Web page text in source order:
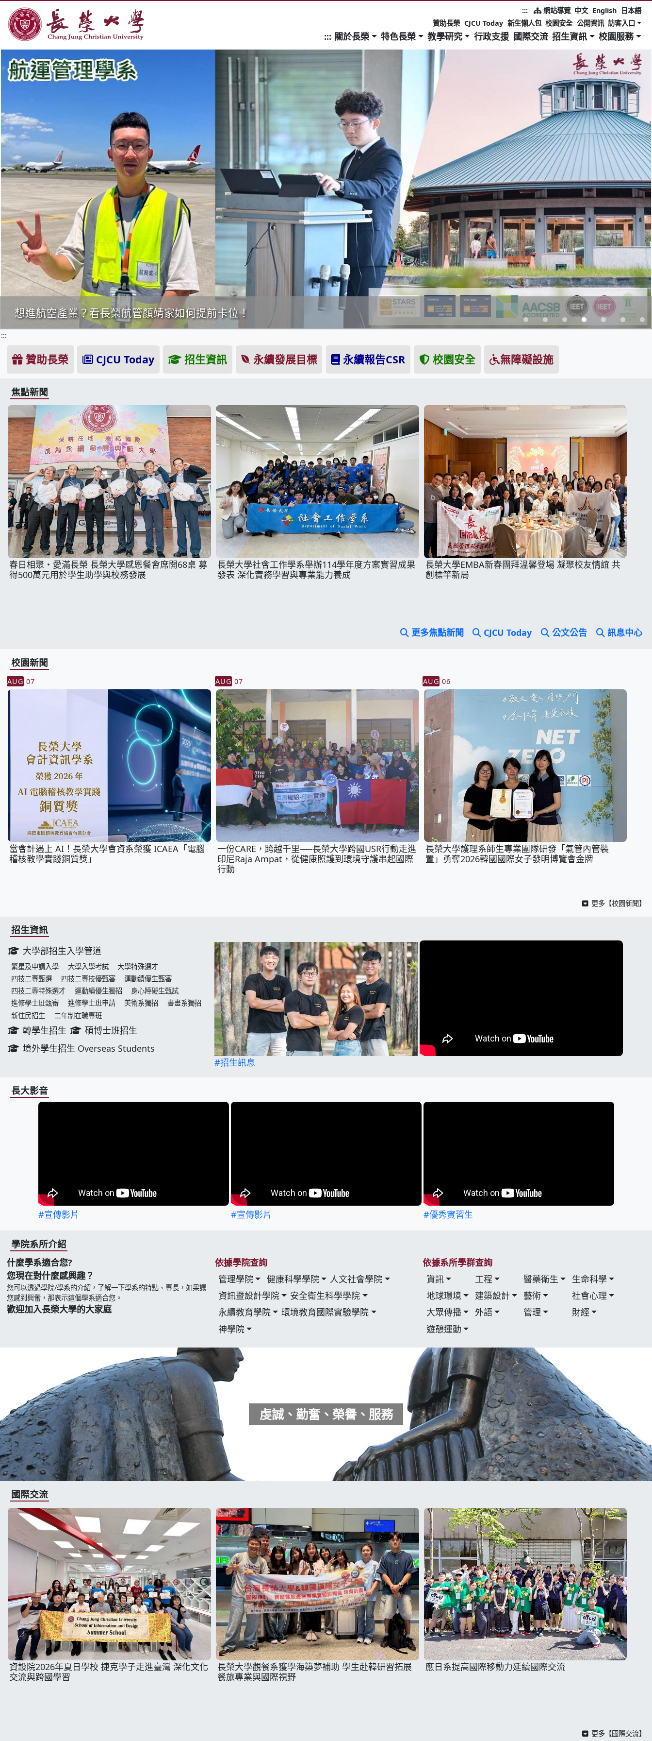
跳到主要內容區塊
長榮大學全球資訊網中文網頁
::: 網站導覽 中文 English
日本語
贊助長榮 CJCU Today 新生懶人包 校園安全 公開資訊 訪客入口
::: 關於長榮 特色長榮 教學研究 行政支援 國際交流 招生資訊 校園服務
長榮大學社工系系友榮獲「115年度績優社工」肯定 體現專業培育成果與實務貢
獻價值
:::
贊助長榮 CJCU Today 招生資訊 永續發展目標 永續報告CSR 校園安全 無障礙設施
焦點新聞
春日相聚・愛滿長榮 長榮大學感恩餐會席開68桌 募
得500萬元用於學生助學與校務發展
長榮大學社會工作學系舉辦114學年度方案實習成果
發表 深化實務學習與專業能力養成
長榮大學EMBA新春團拜溫馨登場 凝聚校友情誼 共
創標竿新局
更多焦點新聞 CJCU Today 公文公告 訊息中心
校園新聞
AUG 07
當會計遇上 AI！長榮大學會資系榮獲 ICAEA「電腦
稽核教學實踐銅質獎」
AUG 07
一份CARE，跨越千里──長榮大學跨國USR行動走進
印尼Raja Ampat，從健康照護到環境守護串起國際
行動
AUG 06
長榮大學護理系師生專業團隊研發「氣管內管裝
置」勇奪2026韓國國際女子發明博覽會金牌
更多【校園新聞】
招生資訊
大學部招生入學管道
繁星及申請入學 大學入學考試
大學特殊選才
四技二專甄選
四技二專技優甄審
運動績優生甄審
四技二專特殊選才
運動績優生獨招
身心障礙生甄試
進修學士班甄審
進修學士班申請 美術系獨招
書畫系獨招
新住民招生
二年制在職專班
轉學生招生
碩博士班招生
境外學生招生 Overseas Students
#招生訊息
長大影音
#宣傳影片 #宣傳影片 #優秀實習生
學院系所介紹
什麼學系適合您?
您現在對什麼感興趣？
您可以透過學院/學系的介紹，了解一下學系的特點、專長，如果讓
您感到興奮，那表示這個學系適合您。
歡迎加入長榮大學的大家庭
依據學院查詢
管理學院
健康科學學院
人文社會學院
資訊暨設計學院
安全衛生科學學院
永續教育學院
環境教育國際實驗學院
神學院
依據系所學群查詢
資訊
工程 醫藥衛生
生命科學
地球環境
建築設計 藝術
社會心理
大眾傳播
外語 管理
財經
遊憩運動
虔誠、勤奮、榮譽、服務
國際交流
資設院2026年夏日學校 捷克學子走進臺灣 深化文化
交流與跨國學習
長榮大學觀餐系獲學海築夢補助 學生赴韓研習拓展
餐旅專業與國際視野
應日系提高國際移動力延續國際交流
更多【國際交流】